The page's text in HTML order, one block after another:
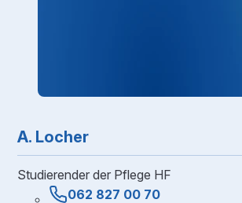
A. Locher
Studierender der Pflege HF
062 827 00 70